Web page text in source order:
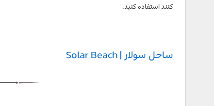
کنند استفاده کنید.
ساحل سولار | Solar Beach